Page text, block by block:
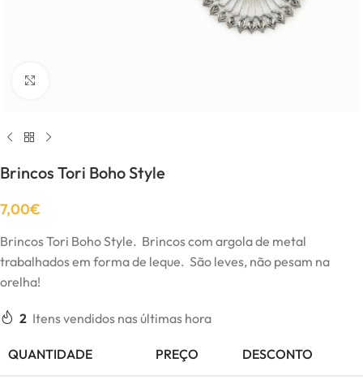
Brincos Tori Boho Style
7,00€
Brincos Tori Boho Style. Brincos com argola de metal
trabalhados em forma de leque. São leves, não pesam na
orelha!
2 Itens vendidos nas últimas hora
QUANTIDADE PREÇO DESCONTO